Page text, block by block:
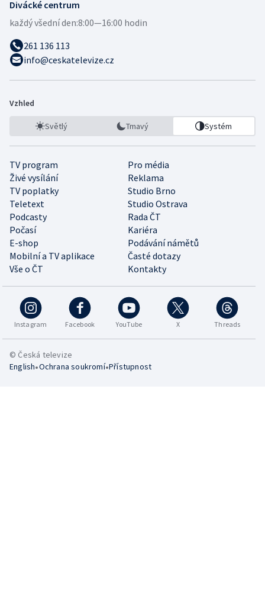
Divácké centrum
každý všední den:8:00—16:00 hodin
261 136 113
info@ceskatelevize.cz
Vzhled
Světlý Tmavý Systém
TV program
Pro média
Živé vysílání
Reklama
TV poplatky
Studio Brno
Teletext
Studio Ostrava
Podcasty
Rada ČT
Počasí
Kariéra
E-shop
Podávání námětů
Mobilní a TV aplikace
Časté dotazy
Vše o ČT
Kontakty
Instagram Facebook YouTube X Threads
© Česká televize
English•Ochrana soukromí•Přístupnost